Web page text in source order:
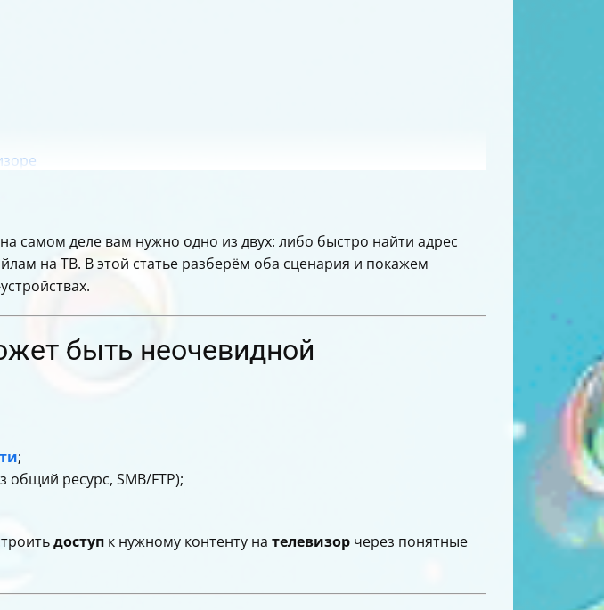
по качеству
самом деле вам нужно одно из двух: либо быстро найти адрес
на ТВ. В этой статье разберём оба сценария и покажем
быть неочевидной
;
общий ресурс, SMB/FTP);
доступ к нужному контенту на телевизор через понятные